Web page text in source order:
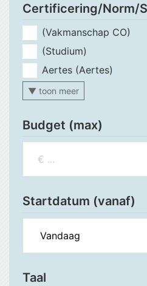
Certificering/Norm/
(Vakmanschap CO)
(Studium)
Aertes (Aertes)
▼ toon meer
Budget (max)
Startdatum (vanaf)
Taal